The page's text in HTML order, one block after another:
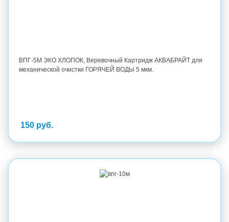
ВПГ-5М ЭКО ХЛОПОК, Веревочный Картридж АКВАБРАЙТ для
механической очистки ГОРЯЧЕЙ ВОДЫ 5 мкм.
150 руб.